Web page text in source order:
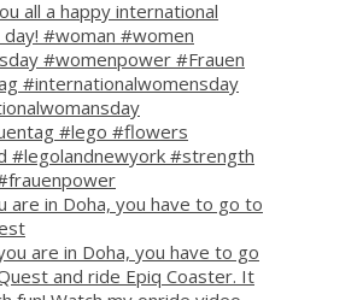
are in Doha, you have to go to